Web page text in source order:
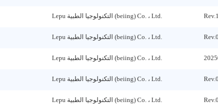
Lepu التكنولوجيا الطبية (beiing) Co. ، Ltd.
Lepu التكنولوجيا الطبية (beiing) Co. ، Ltd.
Lepu التكنولوجيا الطبية (beiing) Co. ، Ltd.
Lepu التكنولوجيا الطبية (beiing) Co. ، Ltd.
Lepu التكنولوجيا الطبية (beiing) Co. ، Ltd.